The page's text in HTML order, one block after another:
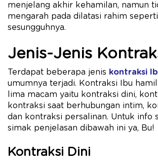
menjelang akhir kehamilan, namun
mengarah pada dilatasi rahim
sesungguhnya.
Jenis-Jenis
Terdapat beberapa jenis kontraksi
umumnya terjadi. Kontraksi Ibu
lima macam yaitu kontraksi dini,
kontraksi saat berhubungan intim,
dan kontraksi persalinan. Untuk info
simak penjelasan dibawah ini ya, Bu!
Kontraksi Dini